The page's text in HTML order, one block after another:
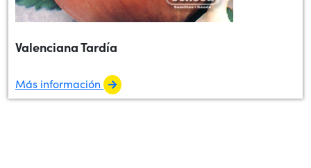
Valenciana Tardía
Más información